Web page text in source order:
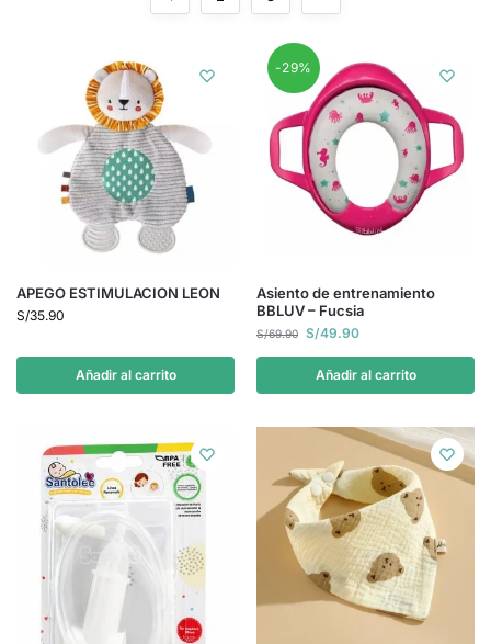
APEGO ESTIMULACION LEON
S/35.90
Añadir al carrito
-29%
Asiento de entrenamiento
BBLUV – Fucsia
S/69.90 S/49.90
Añadir al carrito